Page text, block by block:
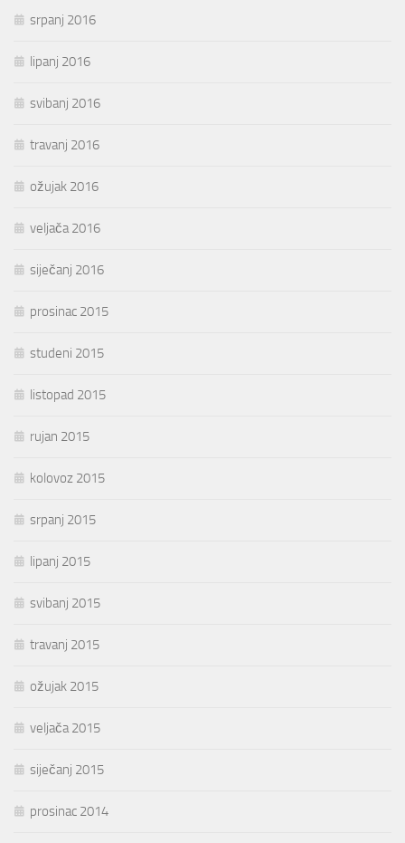
srpanj 2016
lipanj 2016
svibanj 2016
travanj 2016
ožujak 2016
veljača 2016
siječanj 2016
prosinac 2015
studeni 2015
listopad 2015
rujan 2015
kolovoz 2015
srpanj 2015
lipanj 2015
svibanj 2015
travanj 2015
ožujak 2015
veljača 2015
siječanj 2015
prosinac 2014